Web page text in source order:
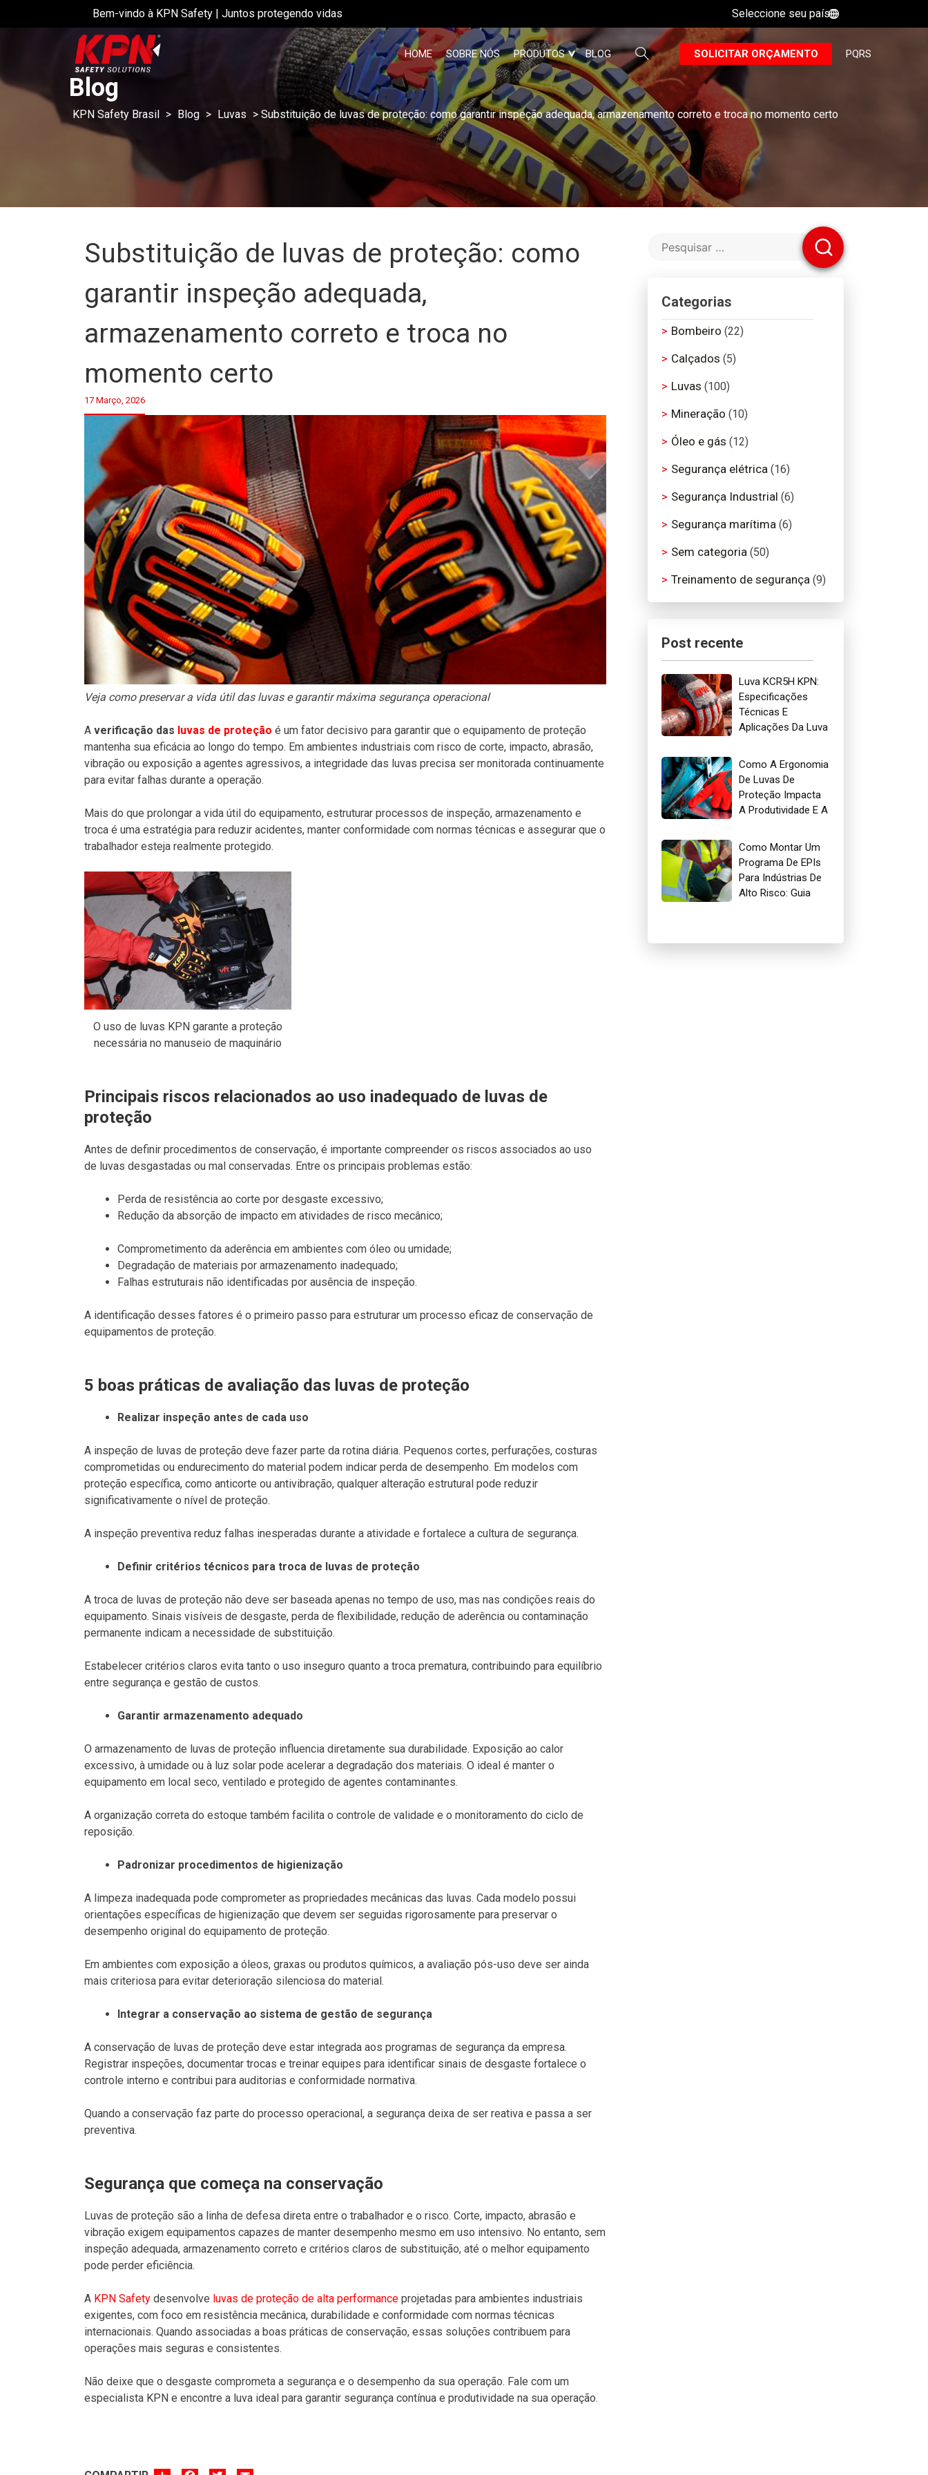
Bem-vindo à KPN Safety | Juntos protegendo vidas Seleccione seu país
HOME SOBRE NÓS PRODUTOS BLOG B SOLICITAR ORÇAMENTO PQRS
Blog
KPN Safety Brasil > Blog > Luvas > Substituição de luvas de proteção: como garantir inspeção adequada, armazenamento correto e troca no momento certo
Substituição de luvas de proteção: como
garantir inspeção adequada,
armazenamento correto e troca no
momento certo
17 Março, 2026
Veja como preservar a vida útil das luvas e garantir máxima segurança operacional
A verificação das luvas de proteção é um fator decisivo para garantir que o equipamento de proteção
mantenha sua eficácia ao longo do tempo. Em ambientes industriais com risco de corte, impacto, abrasão,
vibração ou exposição a agentes agressivos, a integridade das luvas precisa ser monitorada continuamente
para evitar falhas durante a operação.
Mais do que prolongar a vida útil do equipamento, estruturar processos de inspeção, armazenamento e
troca é uma estratégia para reduzir acidentes, manter conformidade com normas técnicas e assegurar que o
trabalhador esteja realmente protegido.
O uso de luvas KPN garante a proteção
necessária no manuseio de maquinário
Principais riscos relacionados ao uso inadequado de luvas de
proteção
Antes de definir procedimentos de conservação, é importante compreender os riscos associados ao uso
de luvas desgastadas ou mal conservadas. Entre os principais problemas estão:
Perda de resistência ao corte por desgaste excessivo;
Redução da absorção de impacto em atividades de risco mecânico;
Comprometimento da aderência em ambientes com óleo ou umidade;
Degradação de materiais por armazenamento inadequado;
Falhas estruturais não identificadas por ausência de inspeção.
A identificação desses fatores é o primeiro passo para estruturar um processo eficaz de conservação de
equipamentos de proteção.
5 boas práticas de avaliação das luvas de proteção
Realizar inspeção antes de cada uso
A inspeção de luvas de proteção deve fazer parte da rotina diária. Pequenos cortes, perfurações, costuras
comprometidas ou endurecimento do material podem indicar perda de desempenho. Em modelos com
proteção específica, como anticorte ou antivibração, qualquer alteração estrutural pode reduzir
significativamente o nível de proteção.
A inspeção preventiva reduz falhas inesperadas durante a atividade e fortalece a cultura de segurança.
Definir critérios técnicos para troca de luvas de proteção
A troca de luvas de proteção não deve ser baseada apenas no tempo de uso, mas nas condições reais do
equipamento. Sinais visíveis de desgaste, perda de flexibilidade, redução de aderência ou contaminação
permanente indicam a necessidade de substituição.
Estabelecer critérios claros evita tanto o uso inseguro quanto a troca prematura, contribuindo para equilíbrio
entre segurança e gestão de custos.
Garantir armazenamento adequado
O armazenamento de luvas de proteção influencia diretamente sua durabilidade. Exposição ao calor
excessivo, à umidade ou à luz solar pode acelerar a degradação dos materiais. O ideal é manter o
equipamento em local seco, ventilado e protegido de agentes contaminantes.
A organização correta do estoque também facilita o controle de validade e o monitoramento do ciclo de
reposição.
Padronizar procedimentos de higienização
A limpeza inadequada pode comprometer as propriedades mecânicas das luvas. Cada modelo possui
orientações específicas de higienização que devem ser seguidas rigorosamente para preservar o
desempenho original do equipamento de proteção.
Em ambientes com exposição a óleos, graxas ou produtos químicos, a avaliação pós-uso deve ser ainda
mais criteriosa para evitar deterioração silenciosa do material.
Integrar a conservação ao sistema de gestão de segurança
A conservação de luvas de proteção deve estar integrada aos programas de segurança da empresa.
Registrar inspeções, documentar trocas e treinar equipes para identificar sinais de desgaste fortalece o
controle interno e contribui para auditorias e conformidade normativa.
Quando a conservação faz parte do processo operacional, a segurança deixa de ser reativa e passa a ser
preventiva.
Segurança que começa na conservação
Luvas de proteção são a linha de defesa direta entre o trabalhador e o risco. Corte, impacto, abrasão e
vibração exigem equipamentos capazes de manter desempenho mesmo em uso intensivo. No entanto, sem
inspeção adequada, armazenamento correto e critérios claros de substituição, até o melhor equipamento
pode perder eficiência.
A KPN Safety desenvolve luvas de proteção de alta performance projetadas para ambientes industriais
exigentes, com foco em resistência mecânica, durabilidade e conformidade com normas técnicas
internacionais. Quando associadas a boas práticas de conservação, essas soluções contribuem para
operações mais seguras e consistentes.
Não deixe que o desgaste comprometa a segurança e o desempenho da sua operação. Fale com um
especialista KPN e encontre a luva ideal para garantir segurança contínua e produtividade na sua operação.
Categorias
Bombeiro (22)
Calçados (5)
Luvas (100)
Mineração (10)
Óleo e gás (12)
Segurança elétrica (16)
Segurança Industrial (6)
Segurança marítima (6)
Sem categoria (50)
Treinamento de segurança (9)
Post recente
Luva KCR5H KPN:
Especificações
Técnicas E
Aplicações Da Luva
Óleo E Gás
Como A Ergonomia
De Luvas De
Proteção Impacta
A Produtividade E A
Trabalho
Como Montar Um
Programa De EPIs
Para Indústrias De
Alto Risco: Guia